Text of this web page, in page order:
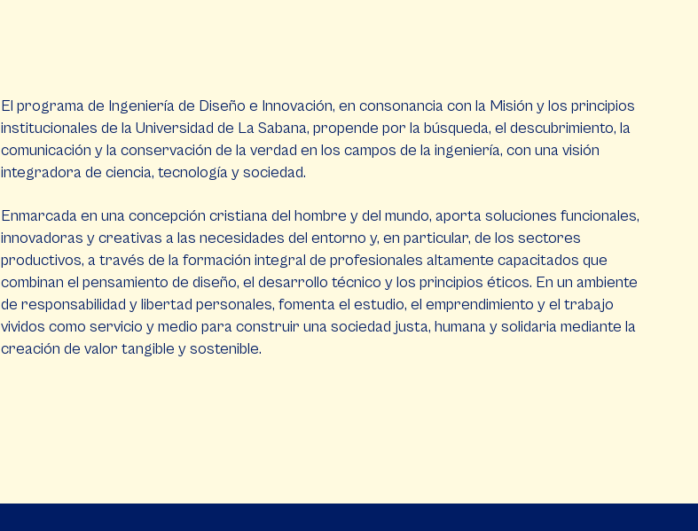
El programa de Ingeniería de Diseño e Innovación, en consonancia con la Misión y los principios
institucionales de la Universidad de La Sabana, propende por la búsqueda, el descubrimiento, la
comunicación y la conservación de la verdad en los campos de la ingeniería, con una visión
integradora de ciencia, tecnología y sociedad.
Enmarcada en una concepción cristiana del hombre y del mundo, aporta soluciones funcionales,
innovadoras y creativas a las necesidades del entorno y, en particular, de los sectores
productivos, a través de la formación integral de profesionales altamente capacitados que
combinan el pensamiento de diseño, el desarrollo técnico y los principios éticos. En un ambiente
de responsabilidad y libertad personales, fomenta el estudio, el emprendimiento y el trabajo
vividos como servicio y medio para construir una sociedad justa, humana y solidaria mediante la
creación de valor tangible y sostenible.